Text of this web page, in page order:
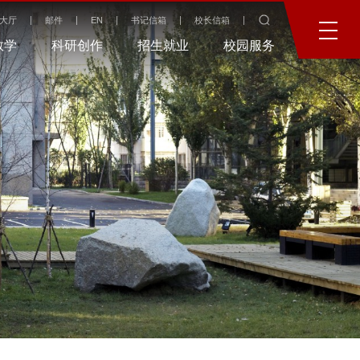
厅 邮件 EN 书记信箱 校长信箱
学 科研创作 招生就业 校园服务